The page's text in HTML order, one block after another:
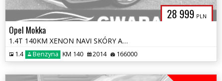
28 999 PLN
Opel Mokka
1.4T 140KM XENON NAVI SKÓRY ALU KAMERA 2xPDC Grz.Fotele+Kierownica LED
1.4 Benzyna KM 140 2014 166000